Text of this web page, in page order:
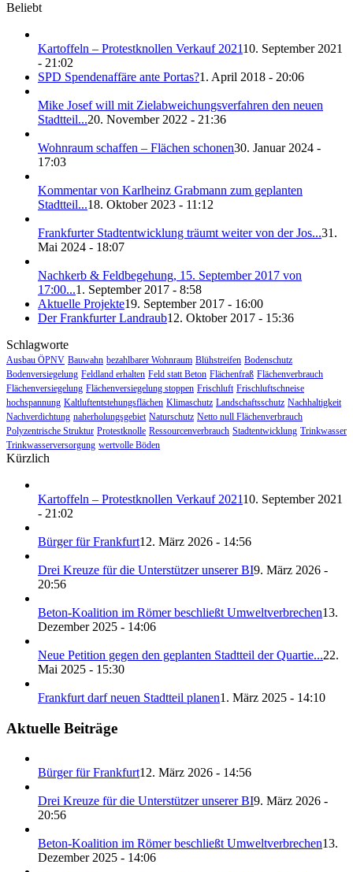
Beliebt
Kartoffeln – Protestknollen Verkauf 202110. September 2021
- 21:02
SPD Spendenaffäre ante Portas?1. April 2018 - 20:06
Mike Josef will mit Zielabweichungsverfahren den neuen
Stadtteil...20. November 2022 - 21:36
Wohnraum schaffen – Flächen schonen30. Januar 2024 -
17:03
Kommentar von Karlheinz Grabmann zum geplanten
Stadtteil...18. Oktober 2023 - 11:12
Frankfurter Stadtentwicklung träumt weiter von der Jos...31.
Mai 2024 - 18:07
Nachkerb & Feldbegehung, 15. September 2017 von
17:00...1. September 2017 - 8:58
Aktuelle Projekte19. September 2017 - 16:00
Der Frankfurter Landraub12. Oktober 2017 - 15:36
Schlagworte
Ausbau ÖPNV Bauwahn bezahlbarer Wohnraum Blühstreifen Bodenschutz
Bodenversiegelung Feldland erhalten Feld statt Beton Flächenfraß Flächenverbrauch
Flächenversiegelung Flächenversiegelung stoppen Frischluft Frischluftschneise
hochspannung Kaltluftentstehungsflächen Klimaschutz Landschaftsschutz Nachhaltigkeit
Nachverdichtung naherholungsgebiet Naturschutz Netto null Flächenverbrauch
Polyzentrische Struktur Protestknolle Ressourcenverbrauch Stadtentwicklung Trinkwasser
Trinkwasserversorgung wertvolle Böden
Kürzlich
Kartoffeln – Protestknollen Verkauf 202110. September 2021
- 21:02
Bürger für Frankfurt12. März 2026 - 14:56
Drei Kreuze für die Unterstützer unserer BI9. März 2026 -
20:56
Beton-Koalition im Römer beschließt Umweltverbrechen13.
Dezember 2025 - 14:06
Neue Petition gegen den geplanten Stadtteil der Quartie...22.
Mai 2025 - 15:30
Frankfurt darf neuen Stadtteil planen1. März 2025 - 14:10
Aktuelle Beiträge
Bürger für Frankfurt12. März 2026 - 14:56
Drei Kreuze für die Unterstützer unserer BI9. März 2026 -
20:56
Beton-Koalition im Römer beschließt Umweltverbrechen13.
Dezember 2025 - 14:06